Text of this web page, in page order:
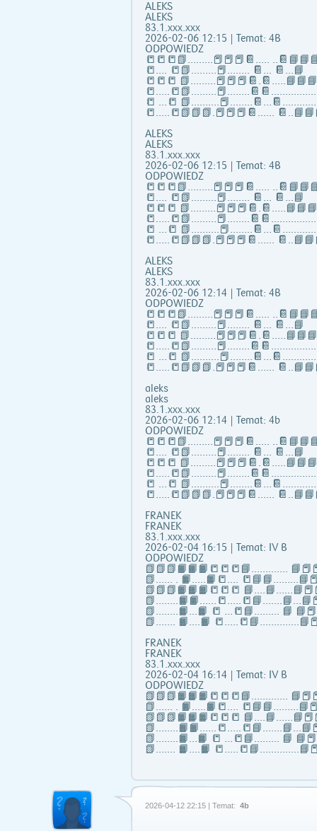
ALEKS
ALEKS
83.1.xxx.xxx
2026-02-06 12:15 | Temat: 4B
ODPOWIEDZ
📒📒📒📗………📕📕📕📔.....
📒…. 📒📗………📕…….. 📔... 📔…📘
📒📒📒 📗………📕📕📕📔.📔.….📘📘📘
📒 …📒
📒…..📒📗📗📗.📕📕📕📔......
ALEKS
ALEKS
83.1.xxx.xxx
2026-02-06 12:15 | Temat: 4B
ODPOWIEDZ
📒📒📒📗………📕📕📕📔.....
📒…. 📒📗………📕…….. 📔... 📔…📘
📒📒📒 📗………📕📕📕📔.📔.….📘📘📘
📒 …📒
📒…..📒📗📗📗.📕📕📕📔......
ALEKS
ALEKS
83.1.xxx.xxx
2026-02-06 12:14 | Temat: 4B
ODPOWIEDZ
📒📒📒📗………📕📕📕📔.....
📒…. 📒📗………📕…….. 📔... 📔…📘
📒📒📒 📗………📕📕📕📔.📔.….📘📘📘
📒 …📒
📒…..📒📗📗📗.📕📕📕📔......
aleks
aleks
83.1.xxx.xxx
2026-02-06 12:14 | Temat: 4b
ODPOWIEDZ
📒📒📒📗………📕📕📕📔.....
📒…. 📒📗………📕…….. 📔... 📔…📘
📒📒📒 📗………📕📕📕📔.📔.….📘📘📘
📒 …📒
📒…..📒📗📗📗.📕📕📕📔......
FRANEK
FRANEK
83.1.xxx.xxx
2026-02-04 16:15 | Temat: IV B
ODPOWIEDZ
📗📗📗📙📙📙📒📒📒📘……..…..
📗...... . 📙…..📙📒….
📗📗📗📙📙📙📒📒📒
📗……..📙…📙 📒 …📒📘……... 📘
📗……. 📙….📙
FRANEK
FRANEK
83.1.xxx.xxx
2026-02-04 16:14 | Temat: IV B
ODPOWIEDZ
📗📗📗📙📙📙📒📒📒📘……..…..
📗...... . 📙…..📙📒….
📗📗📗📙📙📙📒📒📒
📗……..📙…📙 📒 …📒📘……... 📘
📗……. 📙….📙
2026-04-12 22:15 | Temat: 4b